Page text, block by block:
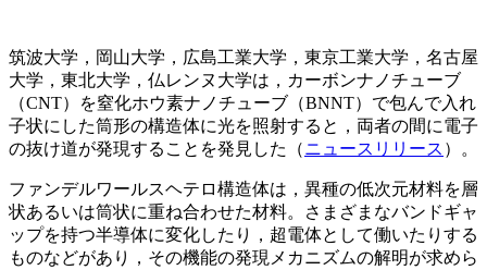
筑波大学，岡山大学，広島工業大学，東京工業大学，名古屋
大学，東北大学，仏レンヌ大学は，カーボンナノチューブ
（CNT）を窒化ホウ素ナノチューブ（BNNT）で包んで入れ
子状にした筒形の構造体に光を照射すると，両者の間に電子
の抜け道が発現することを発見した（ニュースリリース ）。
ファンデルワールスヘテロ構造体は，異種の低次元材料を層
状あるいは筒状に重ね合わせた材料。さまざまなバンドギャ
ップを持つ半導体に変化したり，超電体として働いたりする
ものなどがあり，その機能の発現メカニズムの解明が求めら